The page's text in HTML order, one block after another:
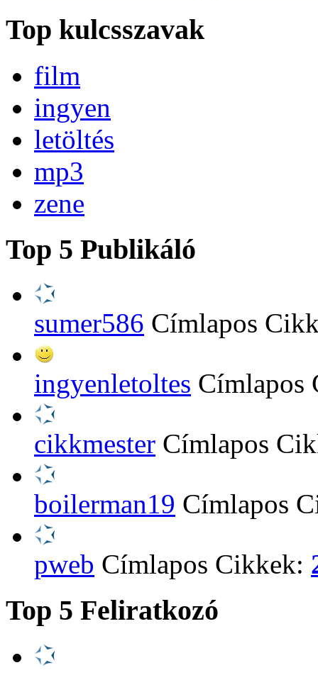
Top kulcsszavak
film
ingyen
letöltés
mp3
zene
Top 5 Publikáló
sumer586 Címlapos
ingyenletoltes
cikkmester Címlapos
boilerman19 Címlapos
pweb Címlapos Cikkek:
Top 5 Feliratkozó